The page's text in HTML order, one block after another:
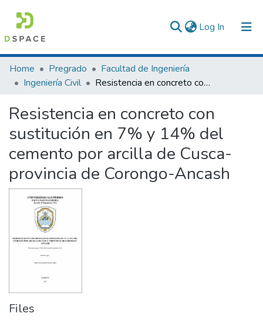
Log In (current)
Communities & Collections
All of DSpace
Statistics
Home Pregrado
Facultad de Ingeniería
Ingeniería Civil
Resistencia en concreto con sustitución en 7% y 14% del cemento por arcilla de Cusca-provincia de Corongo-Ancash
Resistencia en concreto con
sustitución en 7% y 14% del
cemento por arcilla de Cusca-
provincia de Corongo-Ancash
Files